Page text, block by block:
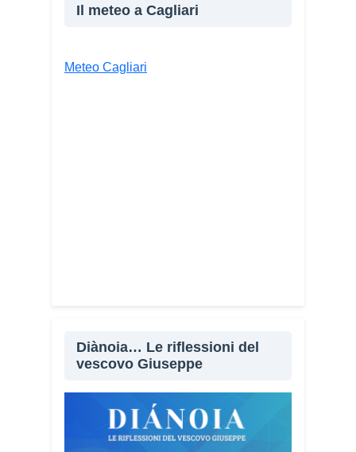
Il meteo a Cagliari
Meteo Cagliari
Diànoia… Le riflessioni del
vescovo Giuseppe